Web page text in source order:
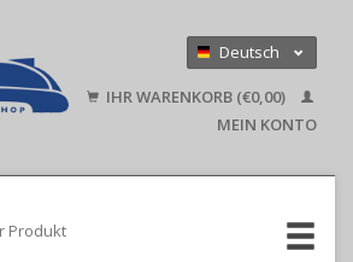
Deutsch
English
IHR WARENKORB (€0,00)
MEIN KONTO